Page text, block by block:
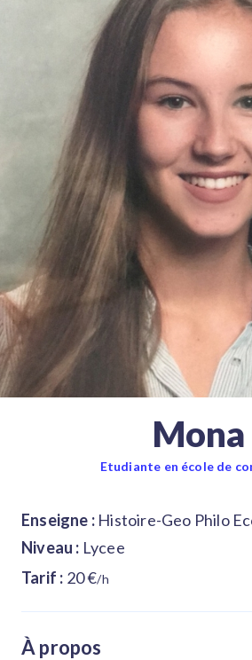
Mona
Etudiante en école de
Enseigne : Histoire-Geo Philo
Niveau : Lycee
Tarif : 20 €/h
À propos